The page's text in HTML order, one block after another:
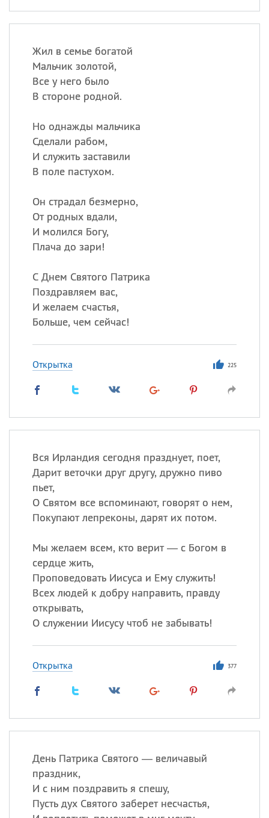
Жил в семье богатой
Мальчик золотой,
Все у него было
В стороне родной.
Но однажды мальчика
Сделали рабом,
И служить заставили
В поле пастухом.
Он страдал безмерно,
От родных вдали,
И молился Богу,
Плача до зари!
С Днем Святого Патрика
Поздравляем вас,
И желаем счастья,
Больше, чем сейчас!
Открытка 225
Вся Ирландия сегодня празднует, поет,
Дарит веточки друг другу, дружно пиво
пьет,
О Святом все вспоминают, говорят о нем,
Покупают лепреконы, дарят их потом.
Мы желаем всем, кто верит — с Богом в
сердце жить,
Проповедовать Иисуса и Ему служить!
Всех людей к добру направить, правду
открывать,
О служении Иисусу чтоб не забывать!
Открытка 377
День Патрика Святого — величавый
праздник,
И с ним поздравить я спешу,
Пусть дух Святого заберет несчастья,